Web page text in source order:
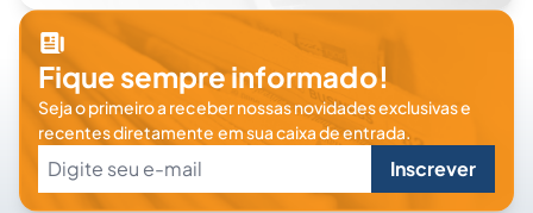
Fique sempre informado!
Seja o primeiro a receber nossas novidades exclusivas e
recentes diretamente em sua caixa de entrada.
Inscrever